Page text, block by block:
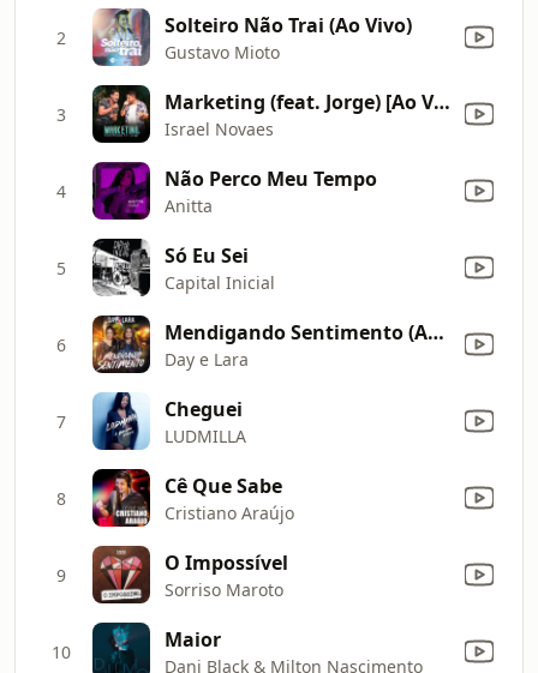
2 Solteiro Não Trai (Ao Vivo)
Gustavo Mioto
3 Marketing (feat. Jorge) [Ao Vivo]
Israel Novaes
4 Não Perco Meu Tempo
Anitta
5 Só Eu Sei
Capital Inicial
6 Mendigando Sentimento (Ao Vivo)
Day e Lara
7 Cheguei
LUDMILLA
8 Cê Que Sabe
Cristiano Araújo
9 O Impossível
Sorriso Maroto
10 Maior
Dani Black & Milton Nascimento